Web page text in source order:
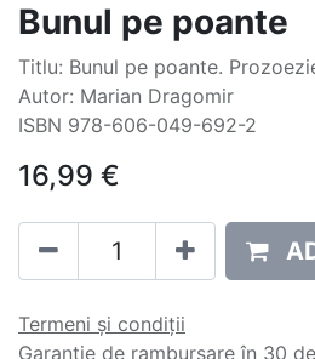
Bunul pe poante
Titlu: Bunul pe poante.
Autor: Marian Dragomir
ISBN 978-606-049-692-2
16,99 €
Termeni și condiții
Garanție de rambursare în 30